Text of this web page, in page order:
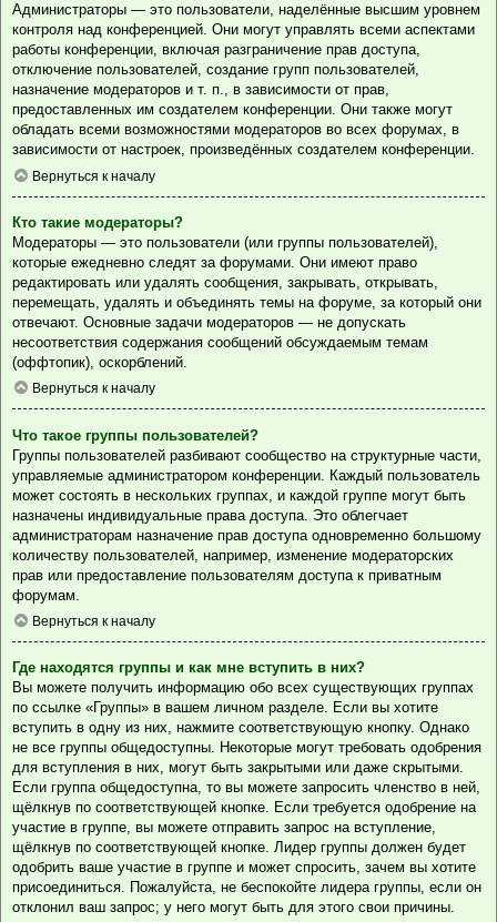
Администраторы — это пользователи, наделённые высшим уровнем
контроля над конференцией. Они могут управлять всеми аспектами
работы конференции, включая разграничение прав доступа,
отключение пользователей, создание групп пользователей,
назначение модераторов и т. п., в зависимости от прав,
предоставленных им создателем конференции. Они также могут
обладать всеми возможностями модераторов во всех форумах, в
зависимости от настроек, произведённых создателем конференции.
Вернуться к началу
Кто такие модераторы?
Модераторы — это пользователи (или группы пользователей),
которые ежедневно следят за форумами. Они имеют право
редактировать или удалять сообщения, закрывать, открывать,
перемещать, удалять и объединять темы на форуме, за который они
отвечают. Основные задачи модераторов — не допускать
несоответствия содержания сообщений обсуждаемым темам
(оффтопик), оскорблений.
Вернуться к началу
Что такое группы пользователей?
Группы пользователей разбивают сообщество на структурные части,
управляемые администратором конференции. Каждый пользователь
может состоять в нескольких группах, и каждой группе могут быть
назначены индивидуальные права доступа. Это облегчает
администраторам назначение прав доступа одновременно большому
количеству пользователей, например, изменение модераторских
прав или предоставление пользователям доступа к приватным
форумам.
Вернуться к началу
Где находятся группы и как мне вступить в них?
Вы можете получить информацию обо всех существующих группах
по ссылке «Группы» в вашем личном разделе. Если вы хотите
вступить в одну из них, нажмите соответствующую кнопку. Однако
не все группы общедоступны. Некоторые могут требовать одобрения
для вступления в них, могут быть закрытыми или даже скрытыми.
Если группа общедоступна, то вы можете запросить членство в ней,
щёлкнув по соответствующей кнопке. Если требуется одобрение на
участие в группе, вы можете отправить запрос на вступление,
щёлкнув по соответствующей кнопке. Лидер группы должен будет
одобрить ваше участие в группе и может спросить, зачем вы хотите
присоединиться. Пожалуйста, не беспокойте лидера группы, если он
отклонил ваш запрос; у него могут быть для этого свои причины.